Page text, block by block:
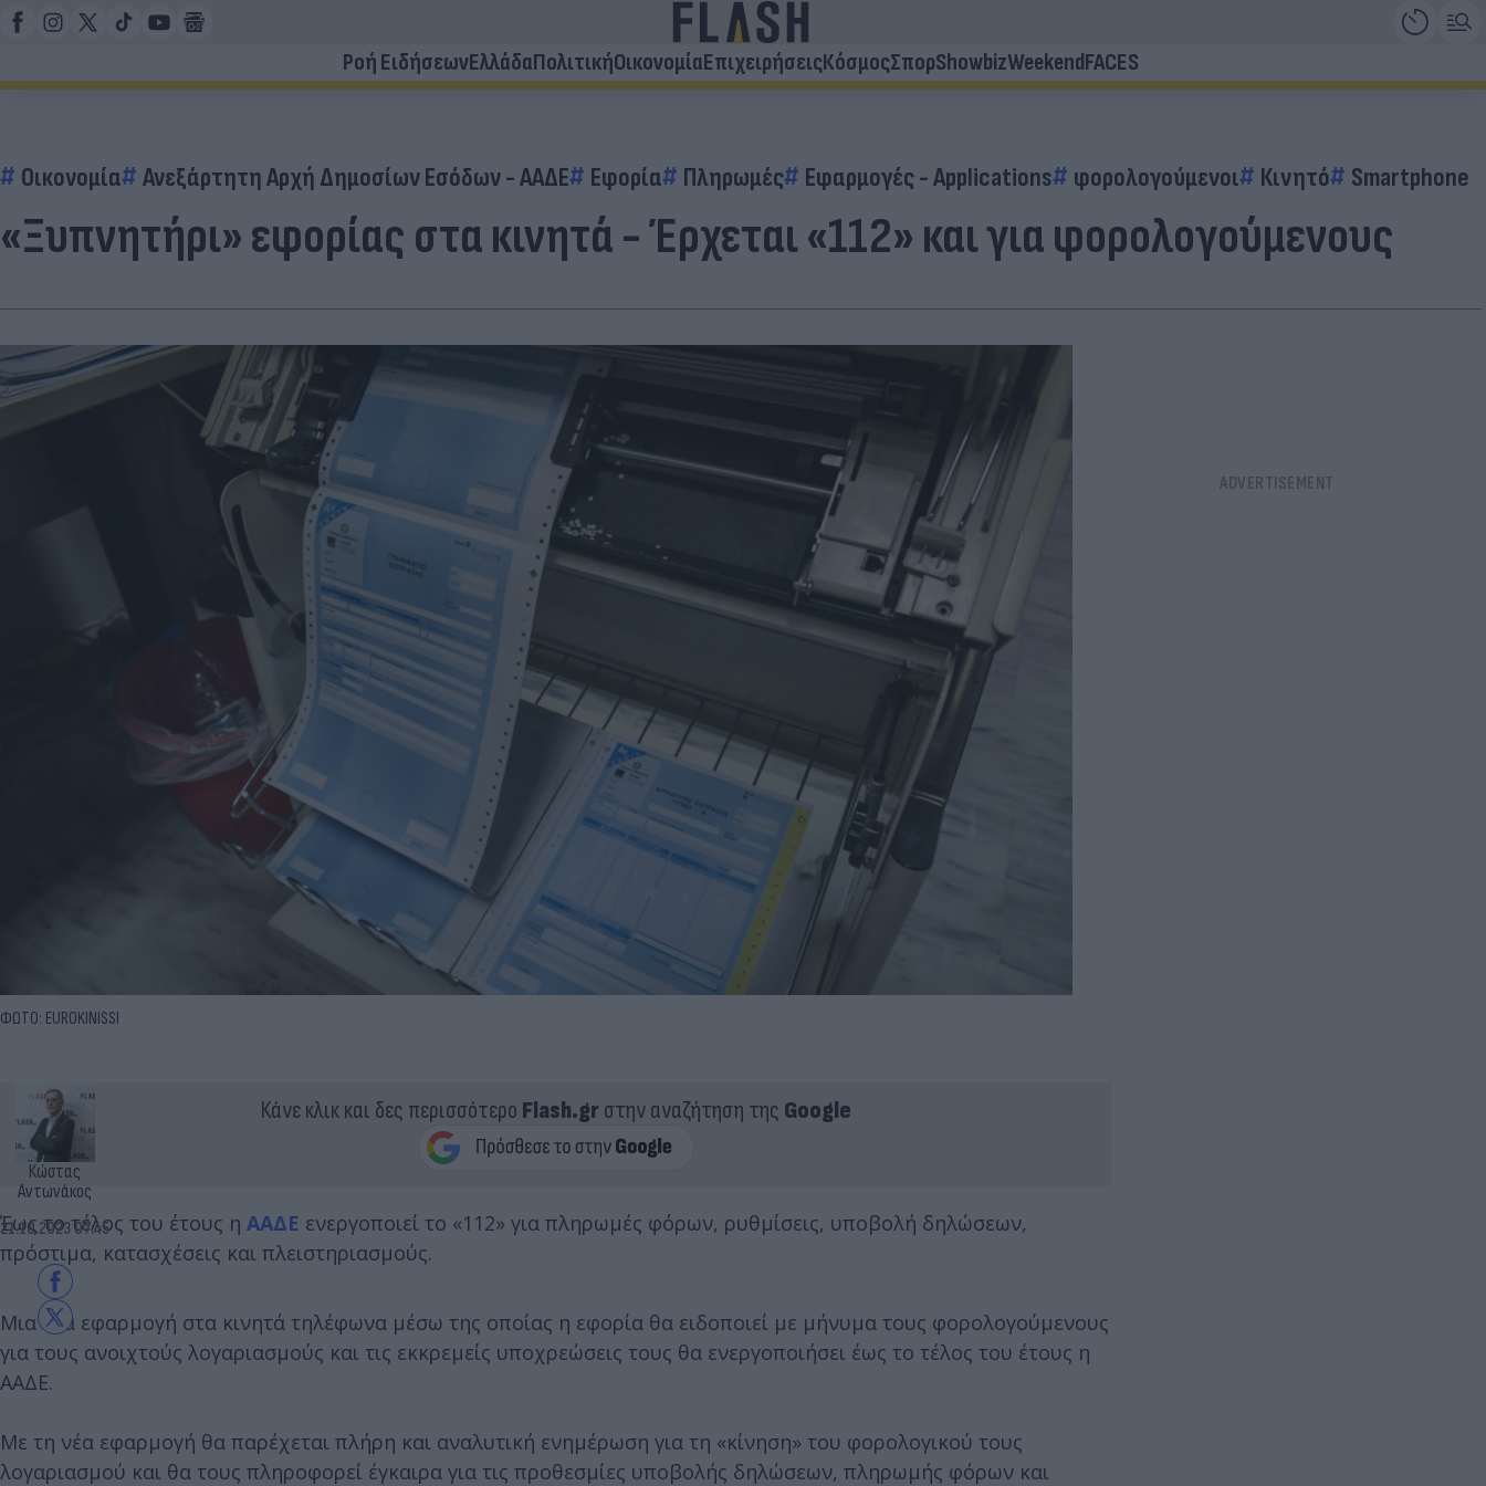
Ροή ΕιδήσεωνΕλλάδαΠολιτικήΟικονομίαΕπιχειρήσειςΚόσμοςΣπορShowbizWeekendFACES
Οικονομία Ανεξάρτητη Αρχή Δημοσίων Εσόδων - ΑΑΔΕ Εφορία Πληρωμές Εφαρμογές - Applications φορολογούμενοι Κινητό Smartphone
«Ξυπνητήρι» εφορίας στα κινητά - Έρχεται «112» και για φορολογούμενους
ΦΩΤΟ: EUROKINISSI
Κώστας
Αντωνάκος
21.10.2023 07:45
Κάνε κλικ και δες περισσότερο Flash.grστην αναζήτηση της Google
Έως το τέλος του έτους η ΑΑΔΕ ενεργοποιεί το «112» για πληρωμές φόρων, ρυθμίσεις, υποβολή δηλώσεων,
πρόστιμα, κατασχέσεις και πλειστηριασμούς.
Μια νέα εφαρμογή στα κινητά τηλέφωνα μέσω της οποίας η εφορία θα ειδοποιεί με μήνυμα τους φορολογούμενους
για τους ανοιχτούς λογαριασμούς και τις εκκρεμείς υποχρεώσεις τους θα ενεργοποιήσει έως το τέλος του έτους η
ΑΑΔΕ.
Με τη νέα εφαρμογή θα παρέχεται πλήρη και αναλυτική ενημέρωση για τη «κίνηση» του φορολογικού τους
λογαριασμού και θα τους πληροφορεί έγκαιρα για τις προθεσμίες υποβολής δηλώσεων, πληρωμής φόρων και